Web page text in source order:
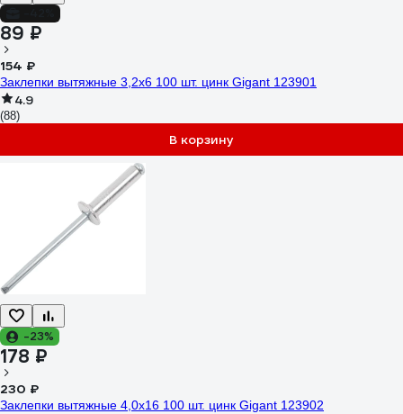
89 ₽
154 ₽
Заклепки вытяжные 3,2x6 100 шт. цинк Gigant 123901
4.9
(88)
В корзину
-23%
178 ₽
230 ₽
Заклепки вытяжные 4,0x16 100 шт. цинк Gigant 123902